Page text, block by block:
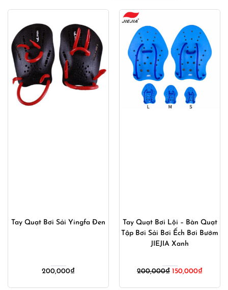
Tay Quạt Bơi Sải Yingfa Đen
200,000₫
Tay Quạt Bơi Lội – Bàn Quạt
Tập Bơi Sải Bơi Ếch Bơi Bướm
JIEJIA Xanh
200,000₫ Giá
150,000₫Giá